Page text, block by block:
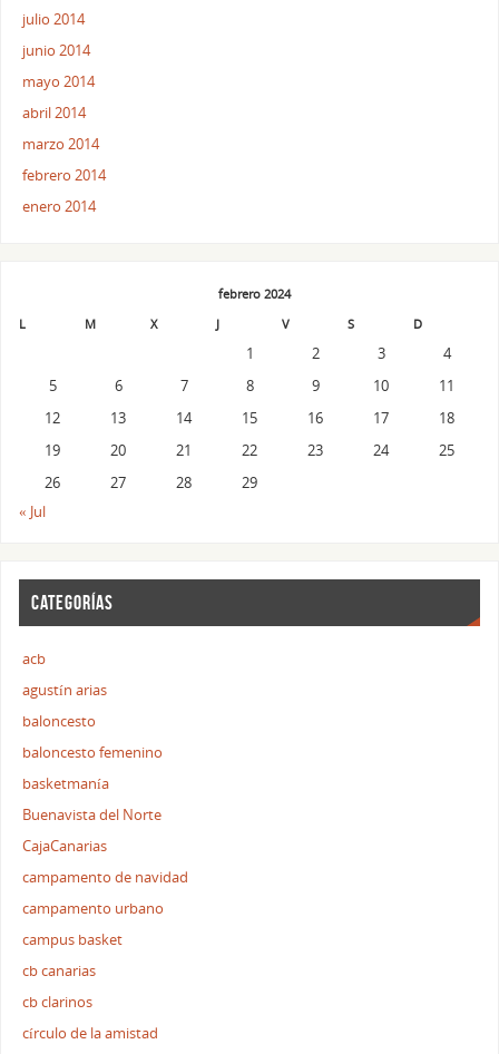
julio 2014
junio 2014
mayo 2014
abril 2014
marzo 2014
febrero 2014
enero 2014
febrero 2024
L
M X J V S D
1 2 3
4
5
6 7 8 9 10
11
12
13 14 15 16 17
18
19
20 21 22 23 24
25
26
27 28
29
« Jul
CATEGORÍAS
acb
agustín arias
baloncesto
baloncesto femenino
basketmanía
Buenavista del Norte
CajaCanarias
campamento de navidad
campamento urbano
campus basket
cb canarias
cb clarinos
círculo de la amistad